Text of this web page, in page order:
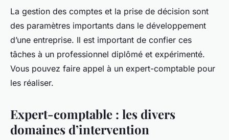
Expert-comptable fiable :
domaines, avantages et
qualifications
Gabriel•26 janvier 2024•2 min de lecture
La gestion des comptes et la prise de décision sont
des paramètres importants dans le développement
d’une entreprise. Il est important de confier ces
tâches à un professionnel diplômé et expérimenté.
Vous pouvez faire appel à un expert-comptable pour
les réaliser.
Expert-comptable : les divers
domaines d’intervention